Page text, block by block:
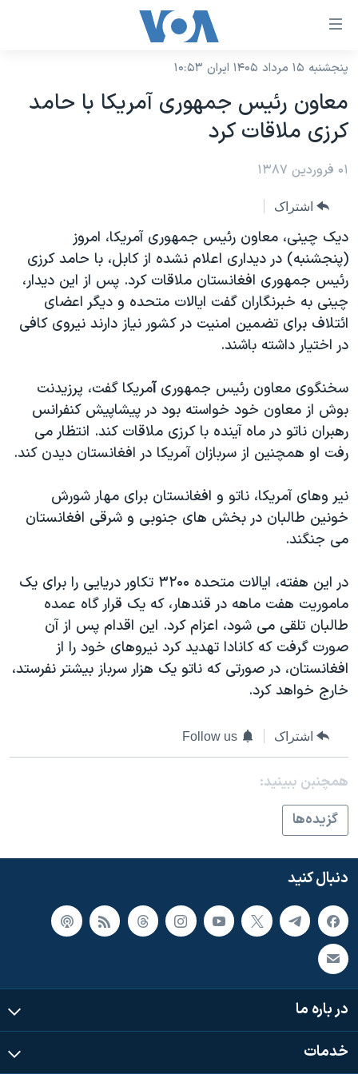
لینکهای
دسترسی
جهش
به
محتوای
اصلی
جهش
صفحه
اصلی
جهش
به
جستجو
نسخه سبک وب‌سایت
موضوع ها
ایران
آمریکا
ورزشی
گزیده‌ها
ویژه برنامه‌ها
ویدیوها
حقوق شهروندی
اقتصادی
علم و فناوری
اسرائیل در جنگ
گالری عکس
آرشیو پخش زنده
برنامه های تلویزیونی
جدول برنامه ها
صفحه‌های ویژه
جام جهانی ۲۰۲۶
عملیات خشم حماسی
۲۵۰سالگی آمریکا
بایگانی برنامه‌های تلویزیونی
انتخابات ریاست جمهوری آمریکا ۲۰۲۴
حمله جمهوری اسلامی به اسرائیل
رمز مهسا
ورزش زنان در ایران
اعتراضات زن، زندگی، آزادی
مجموعه مستندهای دادخواهی
تریبونال مردمی آبان ۹۸
دادگاه حمید نوری
چهل سال گروگان‌گیری
قانون شفافیت دارائی کادر رهبری ایران
اعتراضات مردمی آبان ۹۸
نرگس محمدی برنده جایزه نوبل صلح
همایش محافظه‌کاران آمریکا «سی‌پک»
صفحه‌های ویژه
سفر پرزیدنت ترامپ به چین
فرکانس‌های صدای آمریکا
پخش رادیویی
یادگیری زبان انگلیسی
پنجشنبه ۱۵ مرداد ۱۴۰۵ ایران ۱۰:۵۳
معاون رئيس جمهوری آمريکا با حامد
کرزی ملاقات کرد
۰۱ فروردین ۱۳۸۷
اشتراک
ديک چينی، معاون رئيس جمهوری آمريکا، امروز
(پنجشنبه) در ديداری اعلام نشده از کابل، با حامد کرزی
رئيس جمهوری افغانستان ملاقات کرد. پس از اين ديدار،
چينی به خبرنگاران گفت ايالات متحده و ديگر اعضای
ائتلاف برای تضمين امنيت در کشور نياز دارند نيروی کافی
در اختيار داشته باشند.
سخنگوی معاون رئيس جمهوریآمريکا گفت، پرزيدنت
بوش از معاون خود خواسته بود در پيشاپيش کنفرانس
رهبران ناتو در ماه آينده با کرزی ملاقات کند. انتظار می
رفت او همچنين از سربازان آمريکا در افغانستان ديدن کند.
نير وهای آمريکا، ناتو و افغانستان برای مهار شورش
خونين طالبان در بخش های جنوبی و شرقی افغانستان
می جنگند.
در اين هفته، ايالات متحده ۳۲۰۰ تکاور دريايی را برای يک
ماموريت هفت ماهه در قندهار، که يک قرار گاه عمده
طالبان تلقی می شود، اعزام کرد. اين اقدام پس از آن
صورت گرفت که کانادا تهديد کرد نيروهای خود را از
افغانستان، در صورتی که ناتو يک هزار سرباز بيشتر نفرستد،
خارج خواهد کرد.
اشتراک Follow us
همچنبن ببینید:
گزيده‌ها
دنبال کنید
در باره ما
خدمات